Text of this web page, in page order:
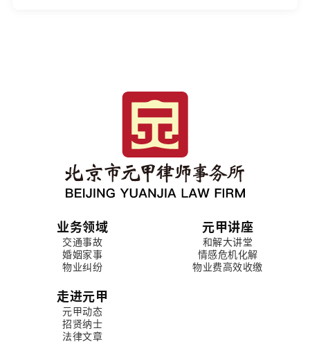
业务领域
交通事故
婚姻家事
物业纠纷
元甲讲座
和解大讲堂
情感危机化解
物业费高效收缴
走进元甲
元甲动态
招贤纳士
法律文章